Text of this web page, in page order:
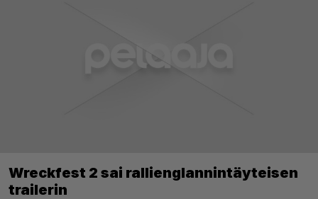
Wreckfest 2 sai rallienglannintäyteisen
trailerin